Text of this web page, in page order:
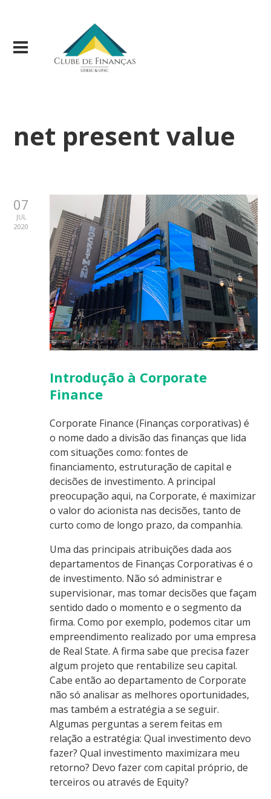
net present value
07
JUL
2020
Introdução à Corporate
Finance
Corporate Finance (Finanças corporativas) é
o nome dado a divisão das finanças que lida
com situações como: fontes de
financiamento, estruturação de capital e
decisões de investimento. A principal
preocupação aqui, na Corporate, é maximizar
o valor do acionista nas decisões, tanto de
curto como de longo prazo, da companhia.
Uma das principais atribuições dada aos
departamentos de Finanças Corporativas é o
de investimento. Não só administrar e
supervisionar, mas tomar decisões que façam
sentido dado o momento e o segmento da
firma. Como por exemplo, podemos citar um
empreendimento realizado por uma empresa
de Real State. A firma sabe que precisa fazer
algum projeto que rentabilize seu capital.
Cabe então ao departamento de Corporate
não só analisar as melhores oportunidades,
mas também a estratégia a se seguir.
Algumas perguntas a serem feitas em
relação a estratégia: Qual investimento devo
fazer? Qual investimento maximizara meu
retorno? Devo fazer com capital próprio, de
terceiros ou através de Equity?